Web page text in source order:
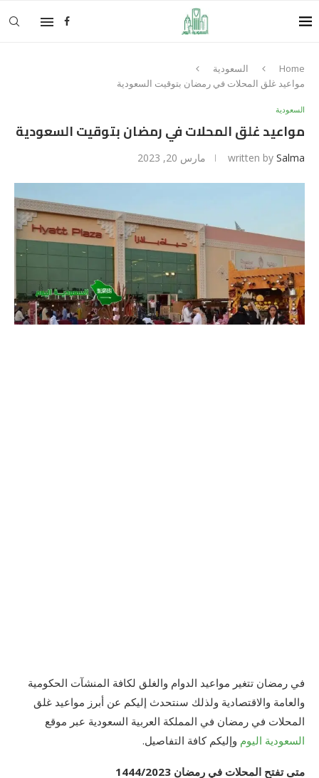
Home
السعودية
مواعيد غلق المحلات في رمضان بتوقيت السعودية
السعودية
مواعيد غلق المحلات في رمضان بتوقيت السعودية
written by Salma مارس 20, 2023
في رمضان تتغير مواعيد الدوام والغلق لكافة المنشآت الحكومية
والعامة والاقتصادية ولذلك سنتحدث إليكم عن أبرز مواعيد غلق
المحلات في رمضان في المملكة العربية السعودية عبر موقع
السعودية اليوم وإليكم كافة التفاصيل.
متى تفتح المحلات في رمضان 1444/2023